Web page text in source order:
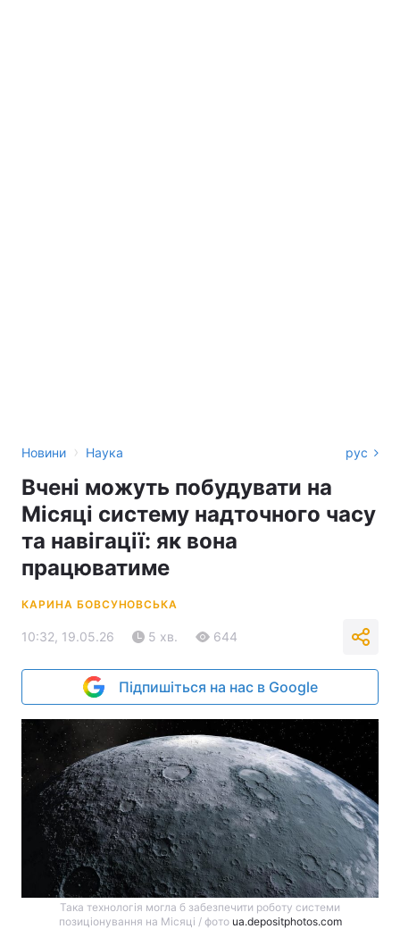
Новини › Наука рус
Вчені можуть побудувати на
Місяці систему надточного часу
та навігації: як вона
працюватиме
КАРИНА БОВСУНОВСЬКА
10:32, 19.05.26 5 хв. 644
Підпишіться на нас в Google
Така технологія могла б забезпечити роботу системи
позиціонування на Місяці / фото ua.depositphotos.com